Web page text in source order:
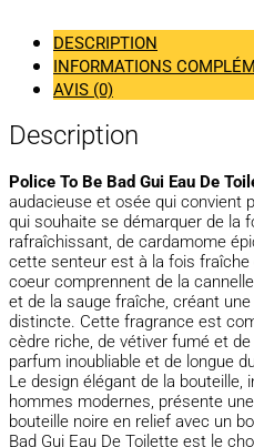
DESCRIPTION
INFORMATIONS
AVIS (0)
Description
Police To Be Bad Gui Eau De
audacieuse et osée qui convient
qui souhaite se démarquer de la
rafraîchissant, de cardamome
cette senteur est à la fois
coeur comprennent de la
et de la sauge fraîche, créant
distincte. Cette fragrance est
cèdre riche, de vétiver fumé et
parfum inoubliable et de longue
Le design élégant de la bouteille,
hommes modernes, présente
bouteille noire en relief avec un
Bad Gui Eau De Toilette est le